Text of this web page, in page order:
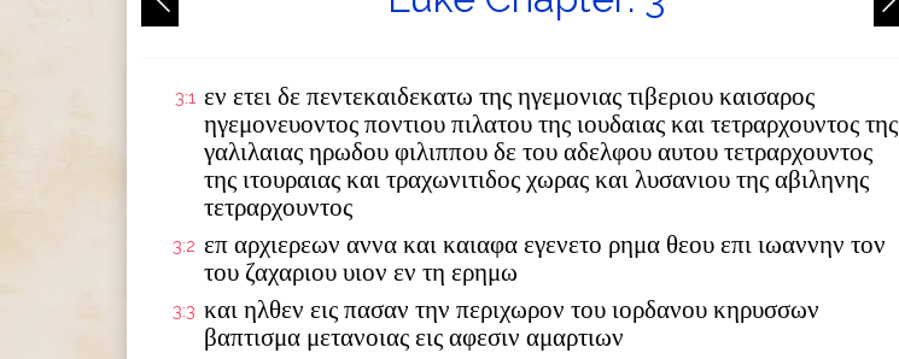
3:1 εν ετει δε πεντεκαιδεκατω της ηγεμονιας τιβεριου καισαρος
ηγεμονευοντος ποντιου πιλατου της ιουδαιας και τετραρχουντος της
γαλιλαιας ηρωδου φιλιππου δε του αδελφου αυτου τετραρχουντος
της ιτουραιας και τραχωνιτιδος χωρας και λυσανιου της αβιληνης
τετραρχουντος
3:2 επ αρχιερεων αννα και καιαφα εγενετο ρημα θεου επι ιωαννην τον
του ζαχαριου υιον εν τη ερημω
3:3 και ηλθεν εις πασαν την περιχωρον του ιορδανου κηρυσσων
βαπτισμα μετανοιας εις αφεσιν αμαρτιων